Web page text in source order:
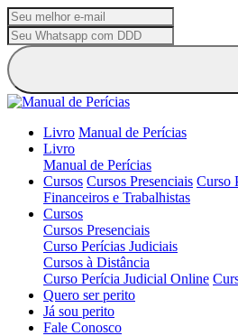
Livro Manual de Perícias
Livro
Manual de Perícias
Cursos Cursos Presenciais Curso
Financeiros e Trabalhistas
Cursos
Cursos Presenciais
Curso Perícias Judiciais
Cursos à Distância
Curso Perícia Judicial Online
Quero ser perito
Já sou perito
Fale Conosco